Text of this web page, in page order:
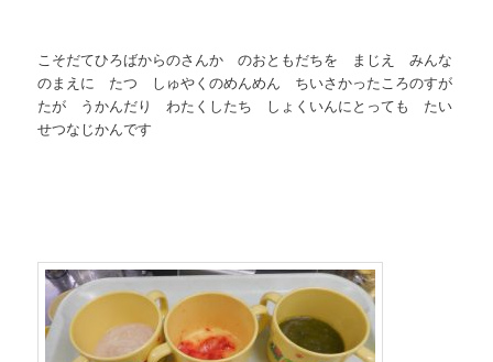
こそだてひろばからのさんか のおともだちを まじえ みんな
のまえに たつ しゅやくのめんめん ちいさかったころのすが
たが うかんだり わたくしたち しょくいんにとっても たい
せつなじかんです